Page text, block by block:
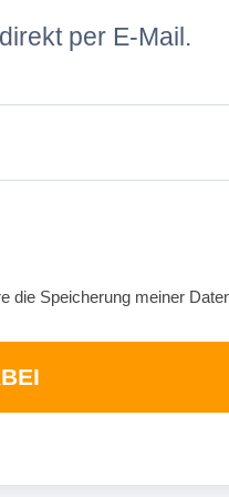
per E-Mail.
die Speicherung meiner